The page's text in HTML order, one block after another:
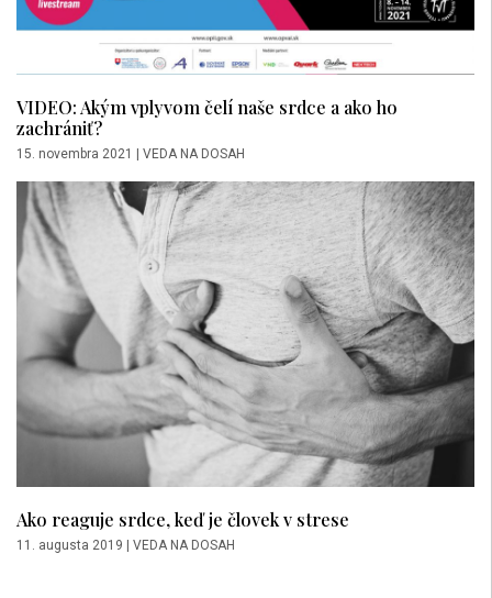
VIDEO: Akým vplyvom čelí naše srdce a ako ho
zachrániť?
15. novembra 2021 | VEDA NA DOSAH
Ako reaguje srdce, keď je človek v strese
11. augusta 2019 | VEDA NA DOSAH